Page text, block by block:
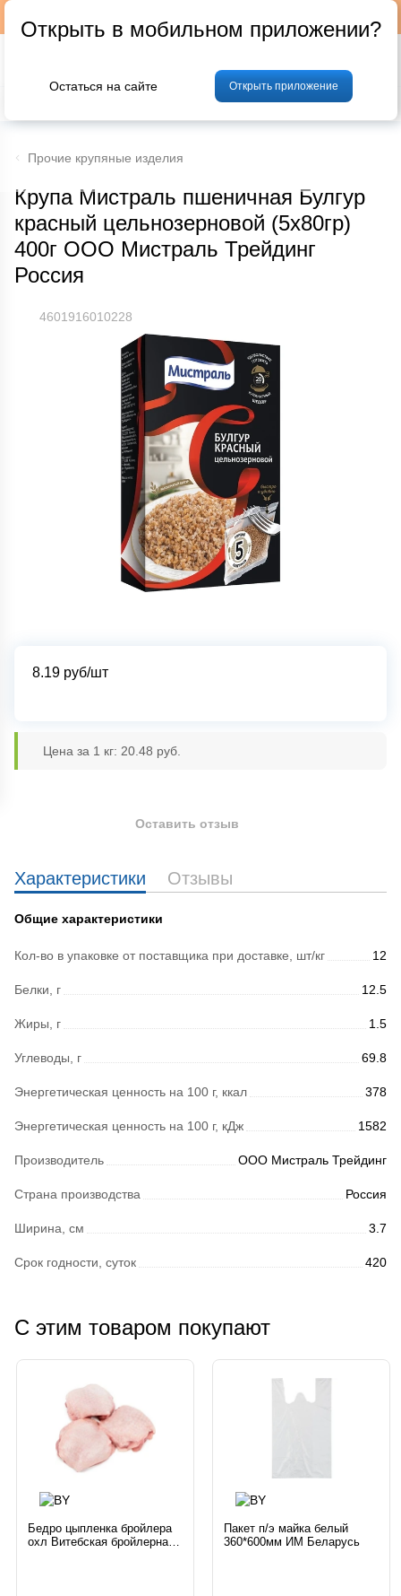
Фрукты и овощи Мясо Птица
Прочие крупяные изделия
Крупа Мистраль пшеничная Булгур
красный цельнозерновой (5х80гр)
400г ООО Мистраль Трейдинг
Россия
4601916010228
8.19 руб/шт
Цена за 1 кг: 20.48 руб.
Характеристики Отзывы
Общие характеристики
Кол-во в упаковке от поставщика при доставке, шт/кг 12
Белки, г 12.5
Жиры, г 1.5
Углеводы, г 69.8
Энергетическая ценность на 100 г, ккал 378
Энергетическая ценность на 100 г, кДж 1582
Производитель ООО Мистраль Трейдинг
Страна производства Россия
Ширина, см 3.7
Срок годности, суток 420
Оставить отзыв
С этим товаром покупают
Бедро цыпленка бройлера
охл Витебская бройлерная
Пакет п/э майка белый
360*600мм ИМ Беларусь
Открыть в мобильном приложении?
Остаться на сайте Открыть приложение